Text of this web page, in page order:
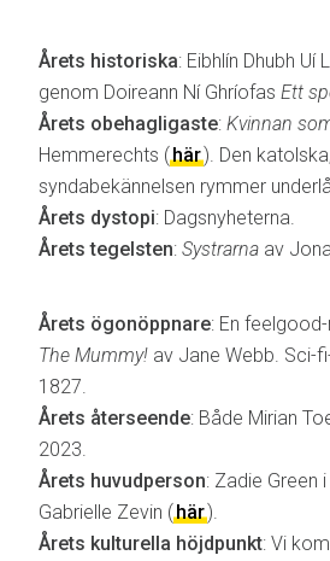
Årets historiska: Eibhlín Dhubh Uí
genom Doireann Ní Ghríofas Ett
Årets obehagligaste: Kvinnan
Hemmerechts (här). Den
syndabekännelsen rymmer
Årets dystopi: Dagsnyheterna.
Årets tegelsten: Systrarna av
Årets ögonöppnare: En
The Mummy! av Jane Webb. Sci-
1827.
Årets återseende: Både Mirian
2023.
Årets huvudperson: Zadie Green i
Gabrielle Zevin (här).
Årets kulturella höjdpunkt: Vi